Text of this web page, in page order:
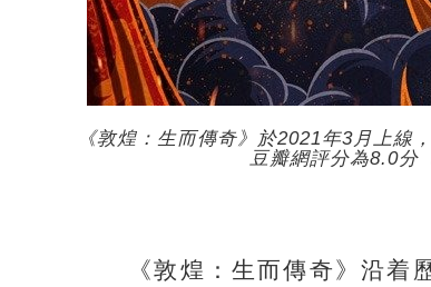
《敦煌：生而傳奇》於2021年3月上
豆瓣網評分為8.0分
《敦煌：生而傳奇》沿着歷